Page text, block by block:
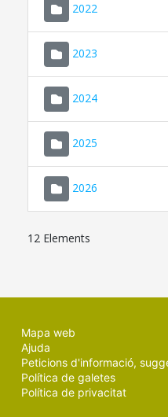
2022
2023
2024
2025
2026
12 Elements
Mapa web
Ajuda
Peticions d'informació,
Política de galetes
Política de privacitat